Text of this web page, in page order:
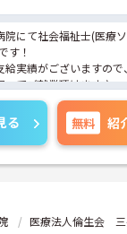
院にて社会福祉士(医療
す！
実績がございますので
ってご就業頂けます♪
ので、ゆとりを持って
面接対策ポイントなど、
ますのでお気軽にご相談
る 無料 紹
医療法人倫生会 三